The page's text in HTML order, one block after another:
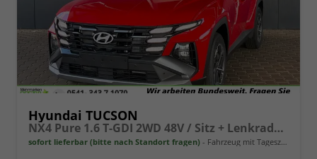
Hyundai TUCSON
NX4 Pure 1.6 T-GDI 2WD 48V / Sitz + Lenkradheiz. LED Tempomat Alu 17"
sofort lieferbar (bitte nach Standort fragen) Fahrzeug mit Tageszulassung